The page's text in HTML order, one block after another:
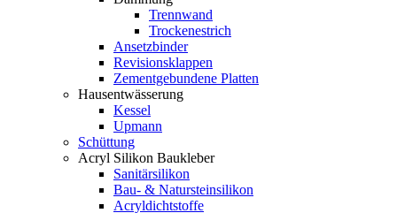
Trennwand
Trockenestrich
Ansetzbinder
Revisionsklappen
Zementgebundene Platten
Hausentwässerung
Kessel
Upmann
Schüttung
Acryl Silikon Baukleber
Sanitärsilikon
Bau- & Natursteinsilikon
Acryldichtstoffe